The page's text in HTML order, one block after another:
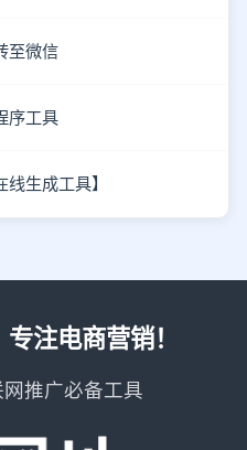
至微信
序工具
生成工具】
注电商营销！
推广必备工具